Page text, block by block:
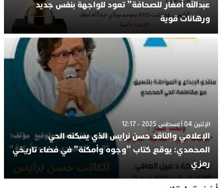
عبدالله أمغار للصحافة” تعود للواجهة بنفس جديد
ورهانات قوية
الإثنين 04 أغسطس 2025 - 12:17
الإعلامي والناقد حسن نرايس الذي يسكنه الحي
المحمدي: يوقع كتاب “وجوه وأمكنة” في فضاء تاريخي
رمزي